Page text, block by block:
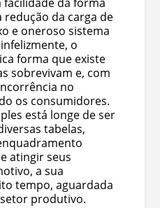
redução da carga de
e oneroso sistema
o
forma que existe
sobrevivam e, com
no
os consumidores.
está longe de ser
tabelas,
atingir seus
a sua
tempo, aguardada
produtivo.